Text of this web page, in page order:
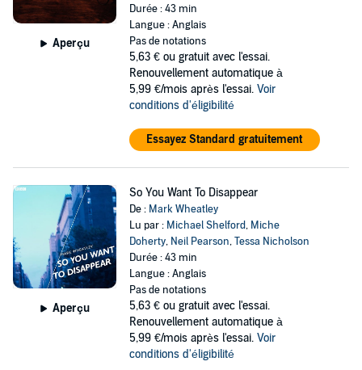
Aperçu
Durée : 43 min
Langue : Anglais
Pas de notations
5,63 € ou gratuit avec l'essai.
Renouvellement automatique à
5,99 €/mois après l'essai. Voir
conditions d'éligibilité
Essayez Standard gratuitement
Aperçu
So You Want To Disappear
De : Mark Wheatley
Lu par : Michael Shelford, Miche
Doherty, Neil Pearson,Tessa Nicholson
Durée : 43 min
Langue : Anglais
Pas de notations
5,63 € ou gratuit avec l'essai.
Renouvellement automatique à
5,99 €/mois après l'essai. Voir
conditions d'éligibilité